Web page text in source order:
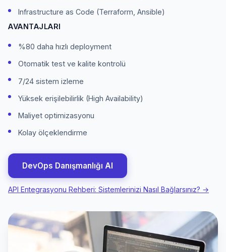
Infrastructure as Code (Terraform, Ansible)
AVANTAJLARI
%80 daha hızlı deployment
Otomatik test ve kalite kontrolü
7/24 sistem izleme
Yüksek erişilebilirlik (High Availability)
Maliyet optimizasyonu
Kolay ölçeklendirme
DevOps Danışmanlığı Al
API Entegrasyonu Rehberi: Sistemlerinizi Nasıl Bağlarsınız? →